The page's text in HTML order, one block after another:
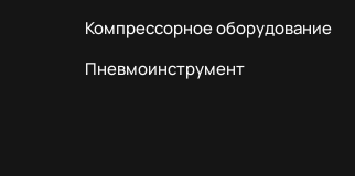
Компрессорное оборудование
Пневмоинструмент